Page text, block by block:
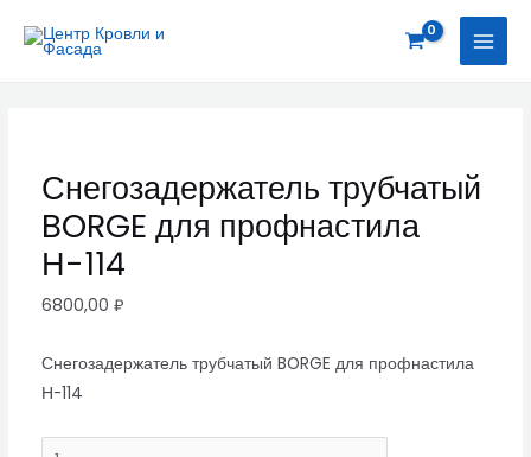
Снегозадержатель трубчатый
BORGE для профнастила
Н-114
6800,00 ₽
Снегозадержатель трубчатый BORGE для профнастила
Н-114
трубчатый
quantity